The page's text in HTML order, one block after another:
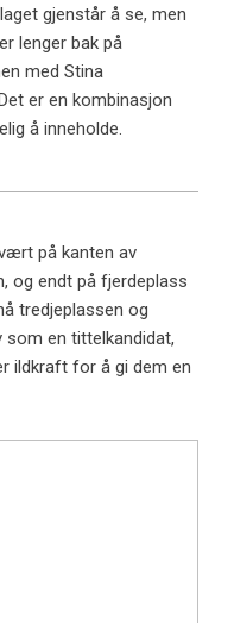
gjenstår å se, men
lenger bak på
med Stina
er en kombinasjon
å inneholde.
på kanten av
og endt på fjerdeplass
tredjeplassen og
en tittelkandidat,
ildkraft for å gi dem en